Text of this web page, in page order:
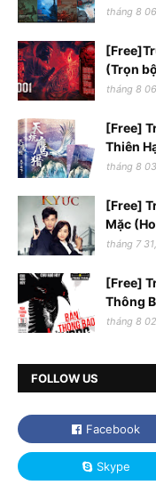
tháng 8
(Trọn
tháng 8
[Free]
Thiên
tháng 8
[Free]
Mặc
tháng 7
[Free]
Thông
tháng 8
FOLLOW US